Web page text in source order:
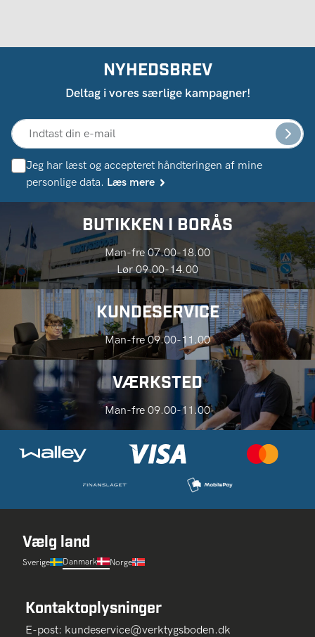
NYHEDSBREV
Deltag i vores særlige kampagner!
Jeg har læst og accepteret håndteringen af ​​mine
personlige data. Læs mere
BUTIKKEN I BORÅS
Man-fre 07.00-18.00
Lør 09.00-14.00
KUNDESERVICE
Man-fre 09.00-11.00
VÆRKSTED
Man-fre 09.00-11.00
Vælg land
Sverige Danmark Norge
Kontaktoplysninger
E-post: kundeservice@verktygsboden.dk